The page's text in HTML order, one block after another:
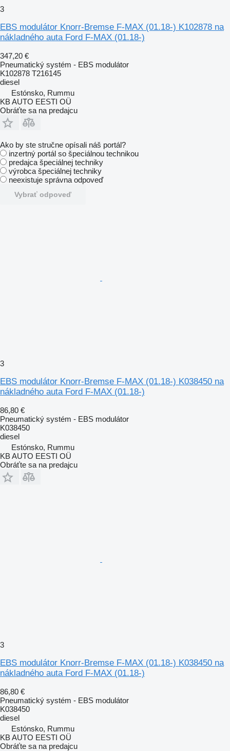
3
EBS modulátor Knorr-Bremse F-MAX (01.18-) K102878 na
nákladného auta Ford F-MAX (01.18-)
347,20 €
Pneumatický systém - EBS modulátor
K102878 T216145
diesel
Estónsko, Rummu
KB AUTO EESTI OÜ
Obráťte sa na predajcu
Ako by ste stručne opísali náš portál?
inzertný portál so špeciálnou technikou
predajca špeciálnej techniky
výrobca špeciálnej techniky
neexistuje správna odpoveď
Vybrať odpoveď
3
EBS modulátor Knorr-Bremse F-MAX (01.18-) K038450 na
nákladného auta Ford F-MAX (01.18-)
86,80 €
Pneumatický systém - EBS modulátor
K038450
diesel
Estónsko, Rummu
KB AUTO EESTI OÜ
Obráťte sa na predajcu
3
EBS modulátor Knorr-Bremse F-MAX (01.18-) K038450 na
nákladného auta Ford F-MAX (01.18-)
86,80 €
Pneumatický systém - EBS modulátor
K038450
diesel
Estónsko, Rummu
KB AUTO EESTI OÜ
Obráťte sa na predajcu